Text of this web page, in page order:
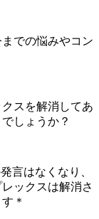
での悩みやコン
スを解消してあ
しょうか？
言はなくなり、
ックスは解消さ
＊